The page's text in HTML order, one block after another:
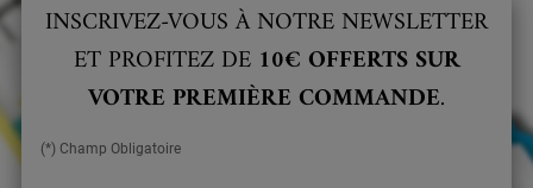
INSCRIVEZ-VOUS À NOTRE NEWSLETTER
ET PROFITEZ DE 10€ OFFERTS SUR
VOTRE PREMIÈRE COMMANDE.
(*) Champ Obligatoire